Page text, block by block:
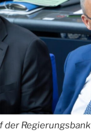
der Regierungsbank